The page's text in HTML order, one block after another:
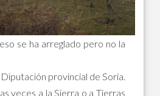
se ha arreglado pero no la
provincial de Soria.
veces a la Sierra o a Tierras